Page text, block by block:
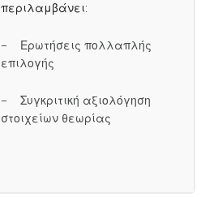
περιλαμβάνει:
– Ερωτήσεις πολλαπλής
επιλογής
– Συγκριτική αξιολόγηση
στοιχείων θεωρίας